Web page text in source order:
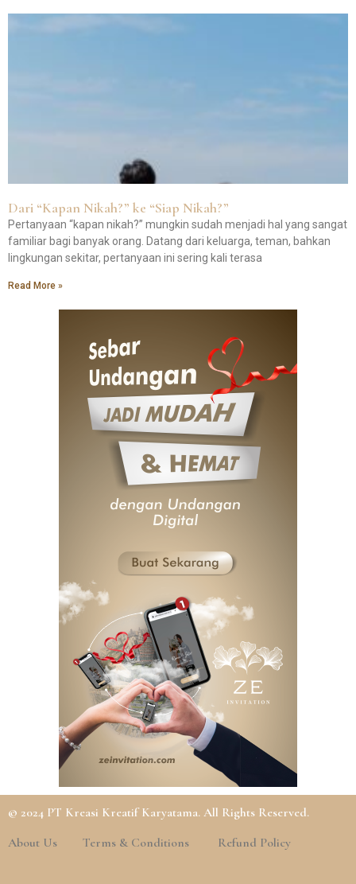
Dari “Kapan Nikah?” ke “Siap Nikah?”
Pertanyaan “kapan nikah?” mungkin sudah menjadi hal yang sangat
familiar bagi banyak orang. Datang dari keluarga, teman, bahkan
lingkungan sekitar, pertanyaan ini sering kali terasa
Read More »
© 2024 PT Kreasi Kreatif Karyatama. All Rights Reserved.
About Us
Terms & Conditions Refund Policy